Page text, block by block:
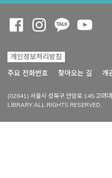
개인정보처리방침
주요 전화번호
찾아오는 길 개
(02841) 서울시 성북구 안암로 145 고려
LIBRARY ALL RIGHTS RESERVED.
Opens a new window
Opens a new
Opens a